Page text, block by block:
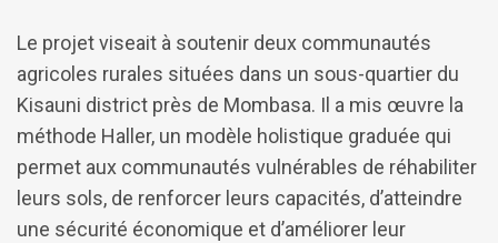
Le projet viseait à soutenir deux communautés
agricoles rurales situées dans un sous-quartier du
Kisauni district près de Mombasa. Il a mis œuvre la
méthode Haller, un modèle holistique graduée qui
permet aux communautés vulnérables de réhabiliter
leurs sols, de renforcer leurs capacités, d’atteindre
une sécurité économique et d’améliorer leur